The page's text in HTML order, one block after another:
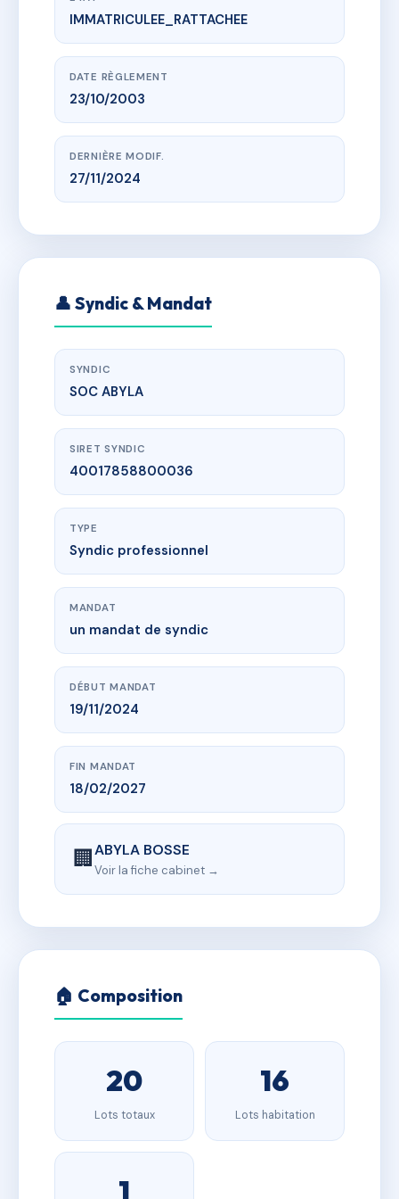
www.vme.plus/AA8817066
16 GALLIENI
16 rue galliéni
IMMATRICULEE_RATTACHEE
DATE RÈGLEMENT
23/10/2003
DERNIÈRE MODIF.
27/11/2024
👤 Syndic & Mandat
SYNDIC
SOC ABYLA
SIRET SYNDIC
40017858800036
TYPE
Syndic professionnel
MANDAT
un mandat de syndic
DÉBUT MANDAT
19/11/2024
FIN MANDAT
18/02/2027
🏢ABYLA BOSSE
Voir la fiche cabinet →
🏠 Composition
20
Lots totaux
16
Lots habitation
1